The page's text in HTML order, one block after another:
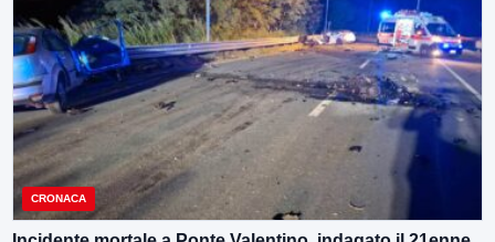
CRONACA